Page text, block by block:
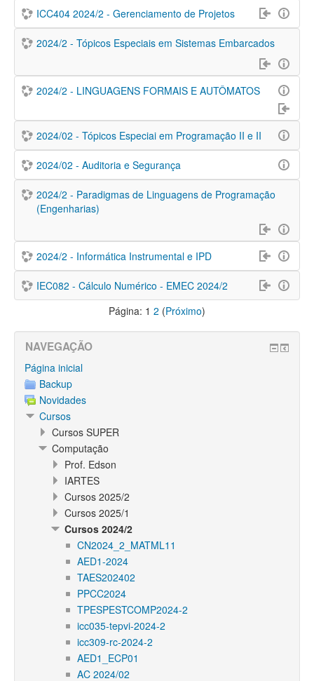
ICC404 2024/2 - Gerenciamento de Projetos
2024/2 - Tópicos Especiais em Sistemas Embarcados
2024/2 - LINGUAGENS FORMAIS E AUTÔMATOS
2024/02 - Tópicos Especiai em Programação II e II
2024/02 - Auditoria e Segurança
2024/2 - Paradigmas de Linguagens de Programação
(Engenharias)
2024/2 - Informática Instrumental e IPD
IEC082 - Cálculo Numérico - EMEC 2024/2
Página: 1 2 (Próximo)
NAVEGAÇÃO
Página inicial
Backup
Novidades
Cursos
Cursos SUPER
Computação
Prof. Edson
IARTES
Cursos 2025/2
Cursos 2025/1
Cursos 2024/2
CN2024_2_MATML11
AED1-2024
TAES202402
PPCC2024
TPESPESTCOMP2024-2
icc035-tepvi-2024-2
icc309-rc-2024-2
AED1_ECP01
AC 2024/02